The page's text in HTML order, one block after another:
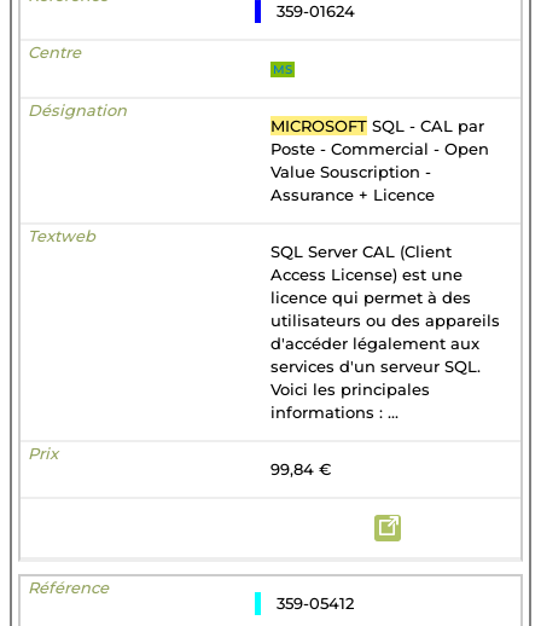
359-01624
MS
MICROSOFT SQL - CAL par
Poste - Commercial - Open
Value Souscription -
Assurance + Licence
SQL Server CAL (Client
Access License) est une
licence qui permet à des
utilisateurs ou des appareils
d'accéder légalement aux
services d'un serveur SQL.
Voici les principales
informations : ...
99,84 €
359-05412